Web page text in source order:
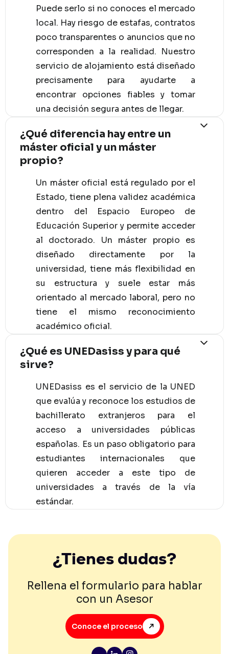
Puede serlo si no conoces el mercado
local. Hay riesgo de estafas, contratos
poco transparentes o anuncios que no
corresponden a la realidad. Nuestro
servicio de alojamiento está diseñado
precisamente para ayudarte a
encontrar opciones fiables y tomar
una decisión segura antes de llegar.
¿Qué diferencia hay entre un
máster oficial y un máster
propio?
Un máster oficial está regulado por el
Estado, tiene plena validez académica
dentro del Espacio Europeo de
Educación Superior y permite acceder
al doctorado. Un máster propio es
diseñado directamente por la
universidad, tiene más flexibilidad en
su estructura y suele estar más
orientado al mercado laboral, pero no
tiene el mismo reconocimiento
académico oficial.
¿Qué es UNEDasiss y para qué
sirve?
UNEDasiss es el servicio de la UNED
que evalúa y reconoce los estudios de
bachillerato extranjeros para el
acceso a universidades públicas
españolas. Es un paso obligatorio para
estudiantes internacionales que
quieren acceder a este tipo de
universidades a través de la vía
estándar.
¿Tienes dudas?
Rellena el formulario para hablar
con un Asesor
Conoce el proceso